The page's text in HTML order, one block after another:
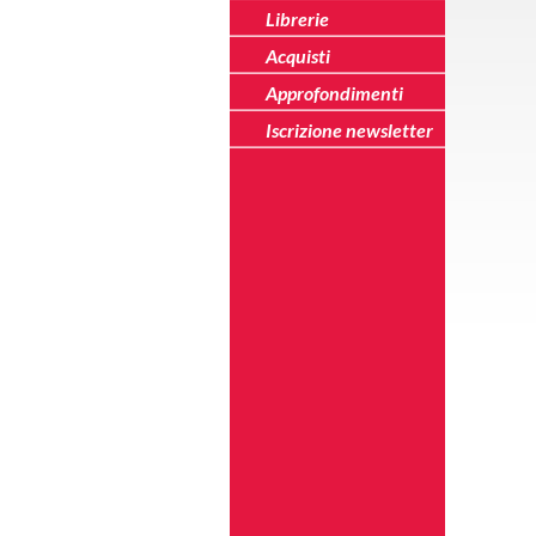
Librerie
Acquisti
Approfondimenti
Iscrizione newsletter